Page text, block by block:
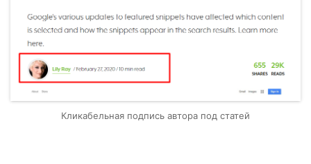
Кликабельная подпись автора под статей